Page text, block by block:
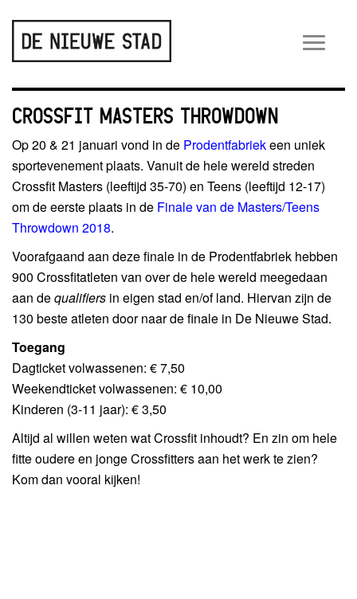
CROSSFIT MASTERS THROWDOWN
Op 20 & 21 januari vond in de Prodentfabriekeen uniek
sportevenement plaats. Vanuit de hele wereld streden
Crossfit Masters (leeftijd 35-70) en Teens (leeftijd 12-17)
om de eerste plaats in de Finale van de Masters/Teens
Throwdown 2018.
Voorafgaand aan deze finale in de Prodentfabriek hebben
900 Crossfitatleten van over de hele wereld meegedaan
aan dequalifiers in eigen stad en/of land. Hiervan zijn de
130 beste atleten door naar de finale in De Nieuwe Stad.
Toegang
Dagticket volwassenen: € 7,50
Weekendticket volwassenen: € 10,00
Kinderen (3-11 jaar): € 3,50
Altijd al willen weten wat Crossfit inhoudt? En zin om hele
fitte oudere en jonge Crossfitters aan het werk te zien?
Kom dan vooral kijken!